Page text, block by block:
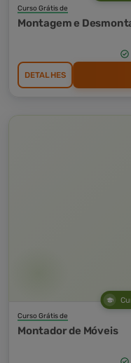
Curso Grátis de
Montagem e
DETALHES
Curso Grátis de
Montador de Móveis